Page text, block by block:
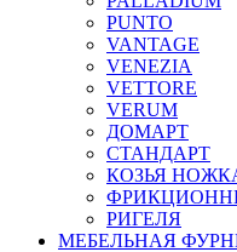
PUNTO
VANTAGE
VENEZIA
VETTORE
VERUM
ДОМАРТ
СТАНДАРТ
КОЗЬЯ
РИГЕЛЯ
МЕБЕЛЬНАЯ